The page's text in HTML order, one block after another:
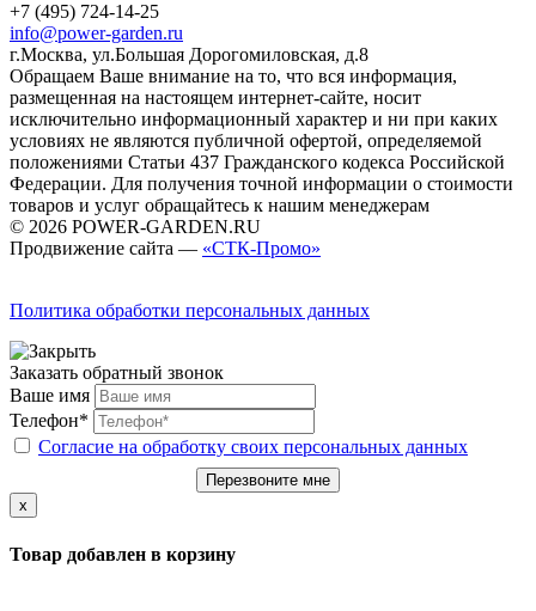
+7 (495) 724-14-25
info@power-garden.ru
г.Москва, ул.Большая Дорогомиловская, д.8
Обращаем Ваше внимание на то, что вся информация,
размещенная на настоящем интернет-сайте, носит
исключительно информационный характер и ни при каких
условиях не являются публичной офертой, определяемой
положениями Статьи 437 Гражданского кодекса Российской
Федерации. Для получения точной информации о стоимости
товаров и услуг обращайтесь к нашим менеджерам
© 2026 POWER-GARDEN.RU
Продвижение сайта — «СТК-Промо»
Политика обработки персональных данных
Заказать обратный звонок
Ваше имя
Телефон*
Согласие на обработку своих персональных данных
Перезвоните мне
x
Товар добавлен в корзину